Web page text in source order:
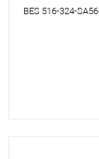
BES 516-324-